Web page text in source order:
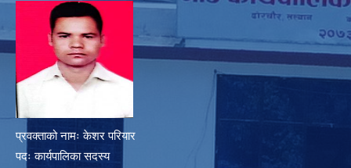
प्रवक्ताको नामः केशर परियार
पदः कार्यपालिका सदस्य